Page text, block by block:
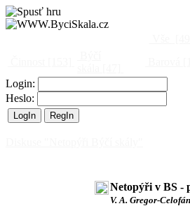
Login:
Heslo:
Netopýři v BS -
V. A. Gregor-Celofán